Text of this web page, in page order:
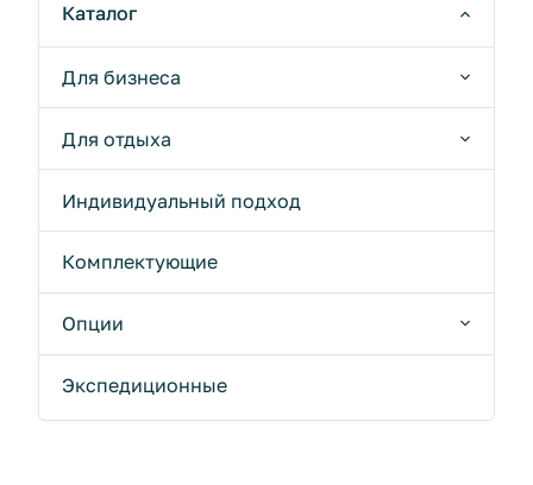
Каталог
Для бизнеса
Для отдыха
Индивидуальный подход
Комплектующие
Опции
Экспедиционные